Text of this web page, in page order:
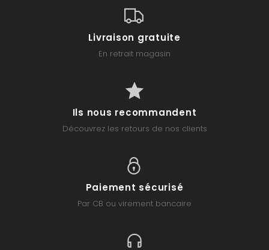
Livraison gratuite
En retrait magasin
Ils nous recommandent
Découvrez les retours de nos clients
Paiement sécurisé
Par CB ou virement bancaire